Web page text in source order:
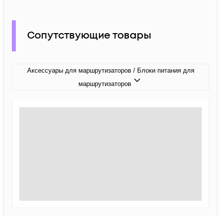
Сопутствующие товары
Аксессуары для маршрутизаторов / Блоки питания для
маршрутизаторов